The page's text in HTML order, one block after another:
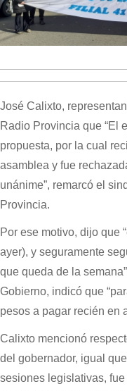
José Calixto,
Radio Provincia que “El
propuesta, por la cual
asamblea y fue
unánime”, remarcó el
Provincia.
Por ese motivo, dijo que
ayer), y seguramente
que queda de la
Gobierno, indicó que
pesos a pagar recién en
Calixto mencionó
del gobernador, igual
sesiones legislativas,